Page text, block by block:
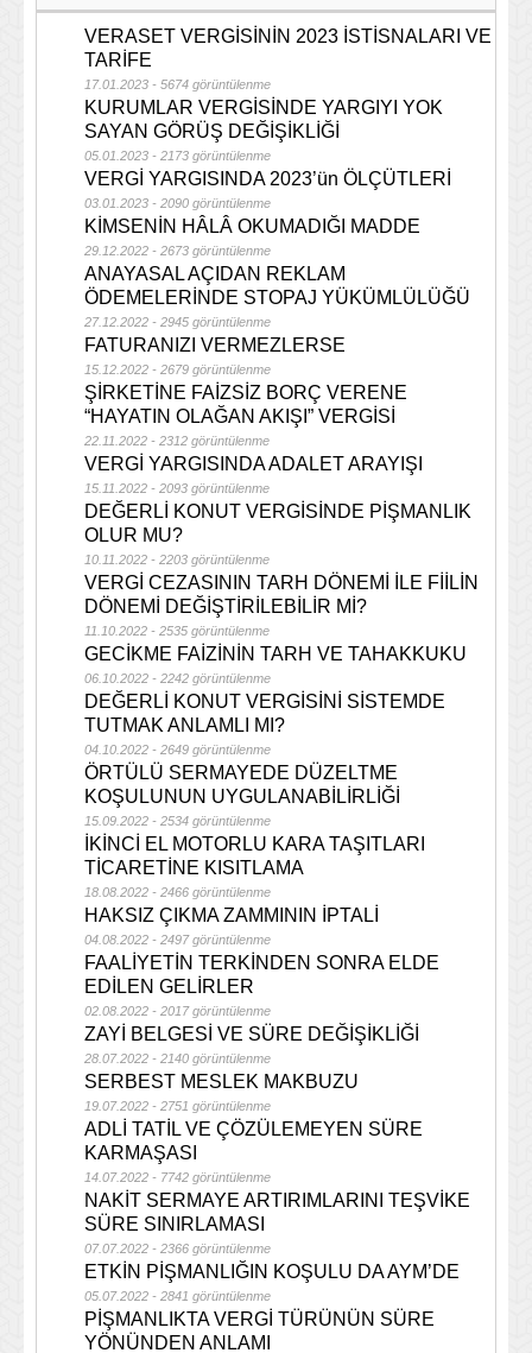
VERASET VERGİSİNİN 2023 İSTİSNALARI VE
TARİFE
17.01.2023 - 5674 görüntülenme
KURUMLAR VERGİSİNDE YARGIYI YOK
SAYAN GÖRÜŞ DEĞİŞİKLİĞİ
05.01.2023 - 2173 görüntülenme
VERGİ YARGISINDA 2023’ün ÖLÇÜTLERİ
03.01.2023 - 2090 görüntülenme
KİMSENİN HÂLÂ OKUMADIĞI MADDE
29.12.2022 - 2673 görüntülenme
ANAYASAL AÇIDAN REKLAM
ÖDEMELERİNDE STOPAJ YÜKÜMLÜLÜĞÜ
27.12.2022 - 2945 görüntülenme
FATURANIZI VERMEZLERSE
15.12.2022 - 2679 görüntülenme
ŞİRKETİNE FAİZSİZ BORÇ VERENE
“HAYATIN OLAĞAN AKIŞI” VERGİSİ
22.11.2022 - 2312 görüntülenme
VERGİ YARGISINDA ADALET ARAYIŞI
15.11.2022 - 2093 görüntülenme
DEĞERLİ KONUT VERGİSİNDE PİŞMANLIK
OLUR MU?
10.11.2022 - 2203 görüntülenme
VERGİ CEZASININ TARH DÖNEMİ İLE FİİLİN
DÖNEMİ DEĞİŞTİRİLEBİLİR Mİ?
11.10.2022 - 2535 görüntülenme
GECİKME FAİZİNİN TARH VE TAHAKKUKU
06.10.2022 - 2242 görüntülenme
DEĞERLİ KONUT VERGİSİNİ SİSTEMDE
TUTMAK ANLAMLI MI?
04.10.2022 - 2649 görüntülenme
ÖRTÜLÜ SERMAYEDE DÜZELTME
KOŞULUNUN UYGULANABİLİRLİĞİ
15.09.2022 - 2534 görüntülenme
İKİNCİ EL MOTORLU KARA TAŞITLARI
TİCARETİNE KISITLAMA
18.08.2022 - 2466 görüntülenme
HAKSIZ ÇIKMA ZAMMININ İPTALİ
04.08.2022 - 2497 görüntülenme
FAALİYETİN TERKİNDEN SONRA ELDE
EDİLEN GELİRLER
02.08.2022 - 2017 görüntülenme
ZAYİ BELGESİ VE SÜRE DEĞİŞİKLİĞİ
28.07.2022 - 2140 görüntülenme
SERBEST MESLEK MAKBUZU
19.07.2022 - 2751 görüntülenme
ADLİ TATİL VE ÇÖZÜLEMEYEN SÜRE
KARMAŞASI
14.07.2022 - 7742 görüntülenme
NAKİT SERMAYE ARTIRIMLARINI TEŞVİKE
SÜRE SINIRLAMASI
07.07.2022 - 2366 görüntülenme
ETKİN PİŞMANLIĞIN KOŞULU DA AYM’DE
05.07.2022 - 2841 görüntülenme
PİŞMANLIKTA VERGİ TÜRÜNÜN SÜRE
YÖNÜNDEN ANLAMI